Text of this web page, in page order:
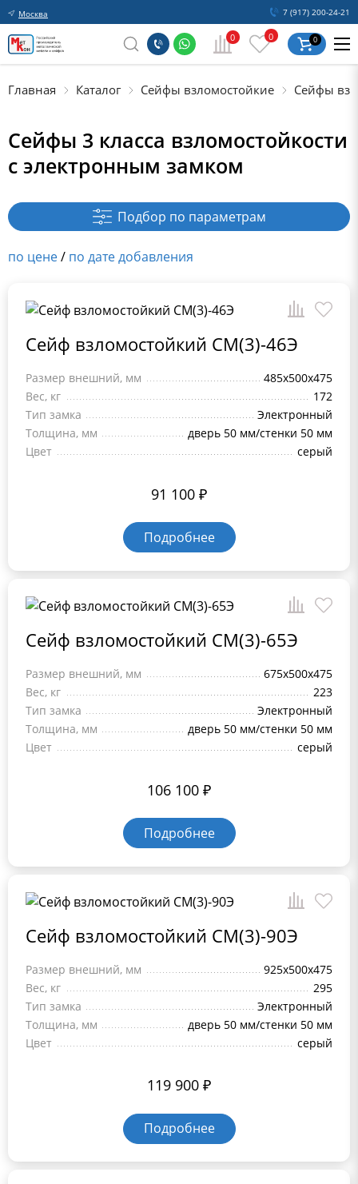
Москва 7 (917) 200-24-21
0 0 0
Главная Каталог Сейфы взломостойкие Сейфы
Сейфы 3 класса взломостойкости
с электронным замком
Подбор по параметрам
по цене/ по дате добавления
Сейф взломостойкий СМ(3)-46Э
Размер внешний, мм
485x500x475
Вес, кг
172
Тип замка
Электронный
Толщина, мм
дверь 50 мм/стенки 50 мм
Цвет
серый
91 100 ₽
Подробнее
Сейф взломостойкий СМ(3)-65Э
Размер внешний, мм
675x500x475
Вес, кг
223
Тип замка
Электронный
Толщина, мм
дверь 50 мм/стенки 50 мм
Цвет
серый
106 100 ₽
Подробнее
Сейф взломостойкий СМ(3)-90Э
Размер внешний, мм
925x500x475
Вес, кг
295
Тип замка
Электронный
Толщина, мм
дверь 50 мм/стенки 50 мм
Цвет
серый
119 900 ₽
Подробнее